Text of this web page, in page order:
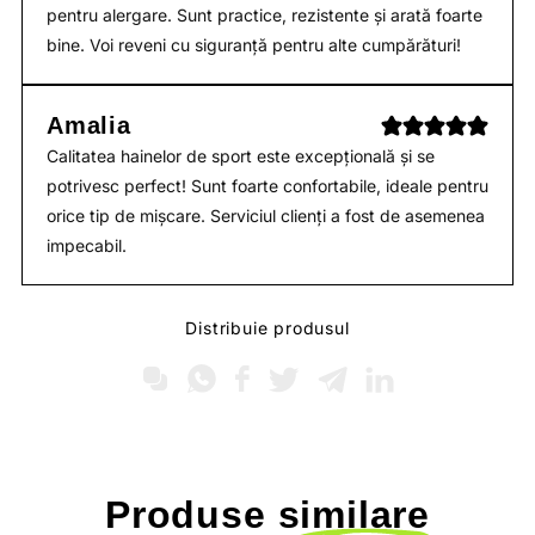
pentru alergare. Sunt practice, rezistente și arată foarte
bine. Voi reveni cu siguranță pentru alte cumpărături!
Amalia
Calitatea hainelor de sport este excepțională și se
potrivesc perfect! Sunt foarte confortabile, ideale pentru
orice tip de mișcare. Serviciul clienți a fost de asemenea
impecabil.
Distribuie produsul
Produse similare